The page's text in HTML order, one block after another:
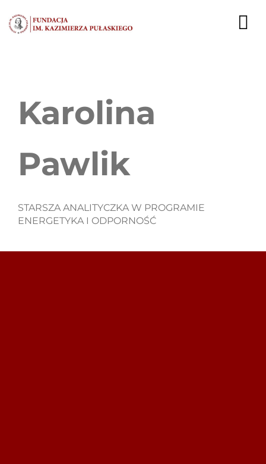
do
zawartości
KARIERA
KONTAKT
Karolina
Pawlik
STARSZA ANALITYCZKA W PROGRAMIE
ENERGETYKA I ODPORNOŚĆ